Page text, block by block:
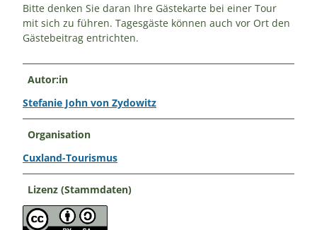
Bitte denken Sie daran Ihre Gästekarte bei einer Tour
mit sich zu führen. Tagesgäste können auch vor Ort den
Gästebeitrag entrichten.
Autor:in
Stefanie John von Zydowitz
Organisation
Cuxland-Tourismus
Lizenz (Stammdaten)